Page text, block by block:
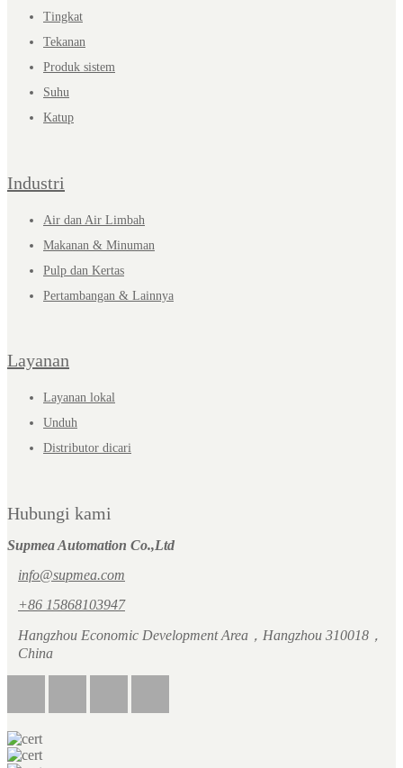
Tingkat
Tekanan
Produk sistem
Suhu
Katup
Industri
Air dan Air Limbah
Makanan & Minuman
Pulp dan Kertas
Pertambangan & Lainnya
Layanan
Layanan lokal
Unduh
Distributor dicari
Hubungi kami
Supmea Automation Co.,Ltd
info@supmea.com
+86 15868103947
Hangzhou Economic Development Area，Hangzhou 310018，
China